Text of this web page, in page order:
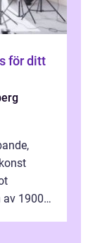
för ditt
1900-